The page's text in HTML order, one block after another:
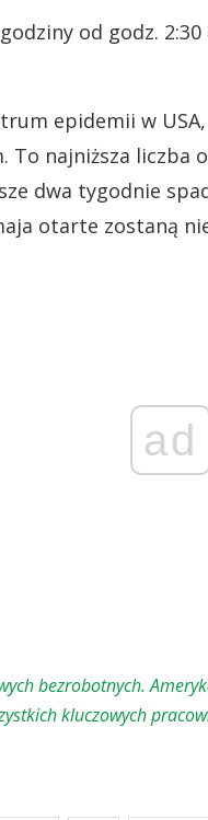
od godz.
epidemii w
To najniższa
dwa tygodnie
otarte zostaną
ad
bezrobotnych.
kluczowych